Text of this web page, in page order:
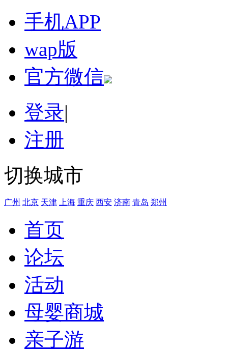
手机APP
wap版
官方微信
登录|
注册
切换城市
广州 北京 天津 上海 重庆 西安 济南 青岛 郑州
首页
论坛
活动
母婴商城
亲子游